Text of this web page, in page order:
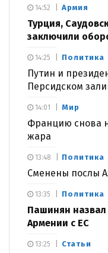
Армия
Турция,
заключили
14:52
Политика
Путин и
Персидском
14:25
Мир
Францию снова
жара
14:01
Политика
Сменены послы
13:48
Политика
Пашинян
Армении с ЕС
13:35
Статьи
13:25